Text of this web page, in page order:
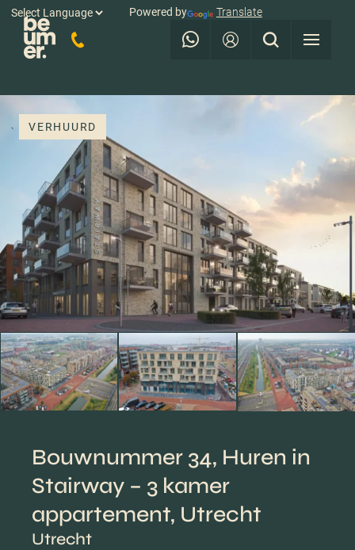
Powered by Translate
VERHUURD
Bouwnummer 34, Huren in
Stairway – 3 kamer
appartement, Utrecht
Utrecht